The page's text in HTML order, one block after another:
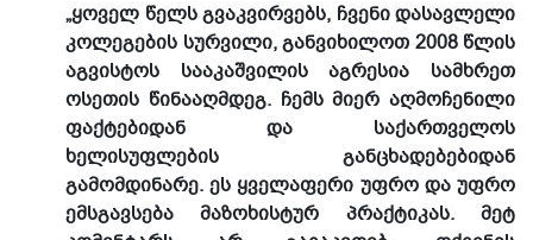
„ყოველ წელს გვაკვირვებს, ჩვენი დასავლელი
კოლეგების სურვილი, განვიხილოთ 2008 წლის
აგვისტოს სააკაშვილის აგრესია სამხრეთ
ოსეთის წინააღმდეგ. ჩემს მიერ აღმოჩენილი
ფაქტებიდან და საქართველოს
ხელისუფლების განცხადებებიდან
გამომდინარე. ეს ყველაფერი უფრო და უფრო
ემსგავსება მაზოხისტურ პრაქტიკას. მეტ